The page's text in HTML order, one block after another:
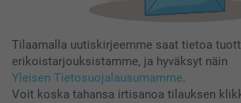
Tilaamalla uutiskirjeemme saat tietoa
erikoistarjouksistamme, ja hyväksyt näin
Yleisen Tietosuojalausumamme.
Voit koska tahansa irtisanoa tilauksen